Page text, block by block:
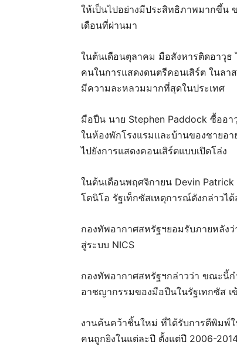
ให้เป็นไปอย่างมีประสิทธิภาพมากขึ้น
เดือนที่ผ่านมา
ในต้นเดือนตุลาคม มือสังหารติดอาวุธ
คนในการแสดงดนตรีคอนเสิร์ต ในลา
มีความละหลวมมากที่สุดในประเทศ
มือปืน นาย Stephen Paddock ซื้ออ
ในห้องพักโรงแรมและบ้านของชายอ
ไปยังการแสดงคอนเสิร์ตแบบเปิดโล่ง
ในต้นเดือนพฤศจิกายน Devin
โตนิโอ รัฐเท็กซัสเหตุการณ์ดังกล่าวไ
กองทัพอากาศสหรัฐฯยอมรับภายหลัง
สู่ระบบ NICS
กองทัพอากาศสหรัฐฯกล่าวว่า ขณะนี้
อาชญากรรมของมือปืนในรัฐเทกซัส
งานค้นคว้าชิ้นใหม่ ที่ได้รับการตีพิมพ์ใ
คนถูกยิงในแต่ละปี ตั้งแต่ปี 2006-